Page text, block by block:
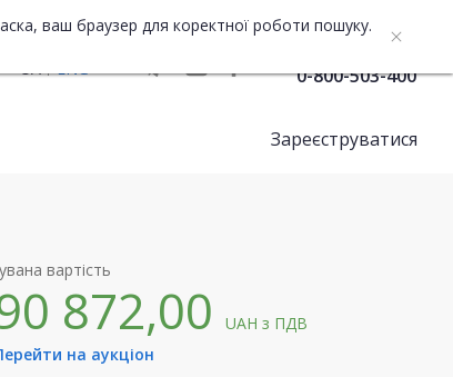
ваш браузер для коректної роботи пошуку.
UA
ENG 0-800-503-400
Зареєструватися
вартість
872,00UAHз ПДВ
на аукціон